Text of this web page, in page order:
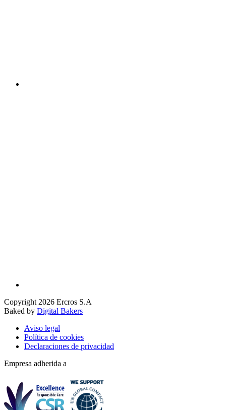
Copyright 2026 Ercros S.A
Baked by Digital Bakers
Aviso legal
Política de cookies
Declaraciones de privacidad
Empresa adherida a